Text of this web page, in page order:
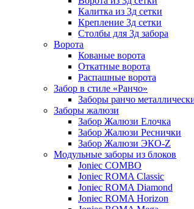
Калитка из 3д сетки
Крепление 3д сетки
Столбы для 3д забора
Ворота
Кованые ворота
Откатные ворота
Распашные ворота
Забор в стиле «Ранчо»
Заборы ранчо
Заборы жалюзи
Забор Жалюзи Елочка
Забор Жалюзи Реснички
Забор Жалюзи ЭКО-Z
Модульные заборы из блоков
Joniec COMBO
Joniec ROMA Classic
Joniec ROMA Diamond
Joniec ROMA Horizon